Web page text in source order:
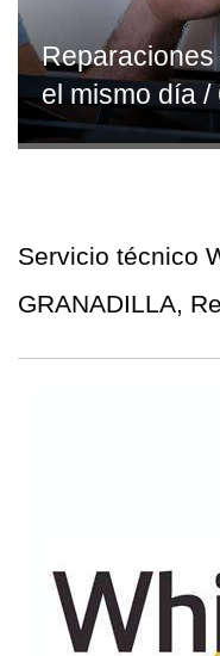
el mismo día /
Servicio técnico
GRANADILLA,